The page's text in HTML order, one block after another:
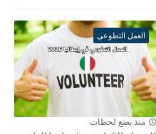
العمل التطوعي
منذ بضع لحظات